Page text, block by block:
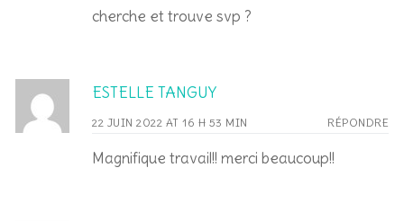
cherche et trouve svp ?
ESTELLE TANGUY
22 JUIN 2022 AT 16 H 53 MIN RÉPONDRE
Magnifique travail!! merci beaucoup!!